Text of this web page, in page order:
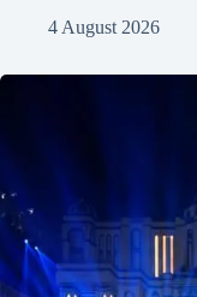
4 August 2026